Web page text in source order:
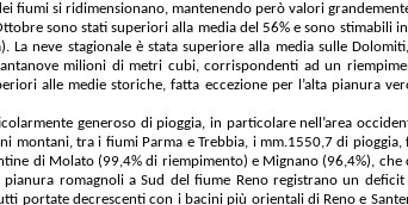
fiumi si ridimensionano, mantenendo però valori
sono stati superiori alla media del 56% e sono
La neve stagionale è stata superiore alla media sulle
milioni di metri cubi, corrispondenti ad un
alle medie storiche, fatta eccezione per l’alta pianura
generoso di pioggia, in particolare nell’area
montani, tra i fiumi Parma e Trebbia, i mm.1550,7 di
di Molato (99,4% di riempimento) e Mignano (96,4%),
romagnoli a Sud del fiume Reno registrano un
portate decrescenti con i bacini più orientali di Reno e